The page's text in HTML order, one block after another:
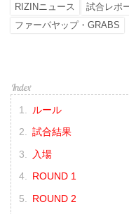
RIZINニュース 試合レポ
ファーパヤップ・GRABS
ルール
試合結果
入場
ROUND 1
ROUND 2